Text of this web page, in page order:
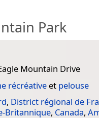
Park
Mountain Drive
récréative et pelouse
, District régional de
Britannique, Canada,